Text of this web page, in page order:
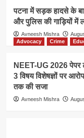
पटना में सड़क हादसे के
और पुलिस की गाड़ियों में
Avneesh Mishra
Advocacy
Crime
NEET-UG 2026 पेपर
3 विषय विशेषज्ञों पर
तक की सजा
Avneesh Mishra